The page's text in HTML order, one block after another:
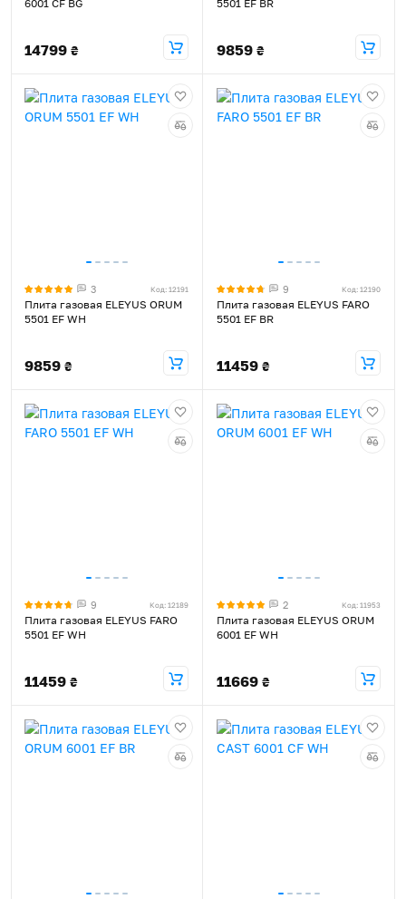
6001 CF BG
14799 ₴
5501 EF BR
9859 ₴
3 Код: 12191
Плита газовая ELEYUS ORUM
5501 EF WH
9859 ₴
9 Код: 12190
Плита газовая ELEYUS FARO
5501 EF BR
11459 ₴
9 Код: 12189
Плита газовая ELEYUS FARO
5501 EF WH
11459 ₴
2 Код: 11953
Плита газовая ELEYUS ORUM
6001 EF WH
11669 ₴